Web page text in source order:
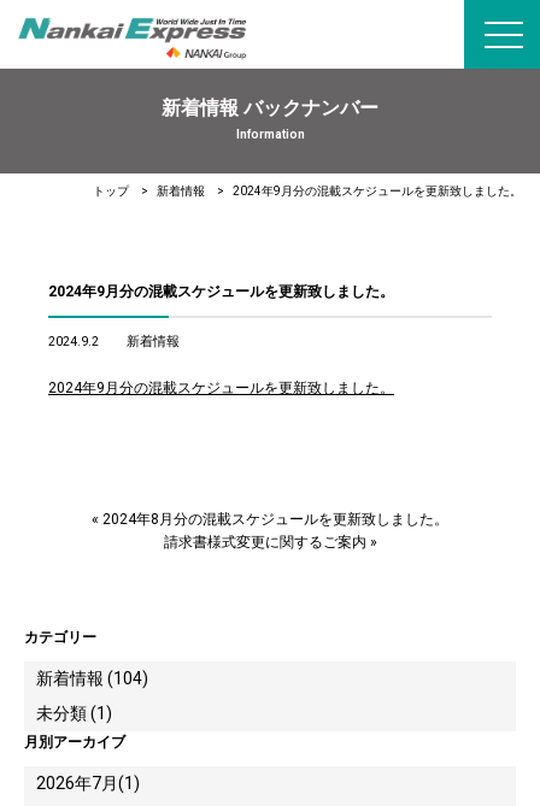
新着情報 バックナンバー
Information
トップ 新着情報 2024年9月分の混載スケジュールを更新致しました。
2024年9月分の混載スケジュールを更新致しました。
2024.9.2 新着情報
2024年9月分の混載スケジュールを更新致しました。
« 2024年8月分の混載スケジュールを更新致しました。
請求書様式変更に関するご案内 »
カテゴリー
新着情報 (104)
未分類 (1)
月別アーカイブ
2026年7月(1)